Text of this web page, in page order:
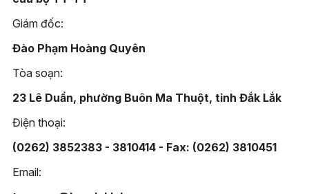
Giám đốc:
Đào Phạm Hoàng Quyên
Tòa soạn:
23 Lê Duẩn, phường Buôn Ma Thuột, tỉnh Đắk Lắk
Điện thoại:
(0262) 3852383 - 3810414 - Fax: (0262) 3810451
Email: